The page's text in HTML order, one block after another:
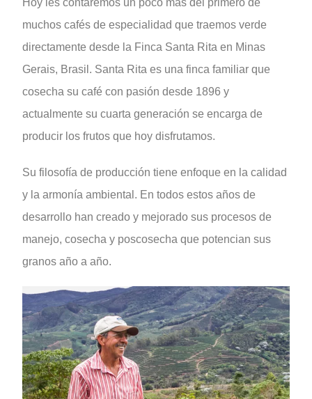
Hoy les contaremos un poco más del primero de
muchos cafés de especialidad que traemos verde
directamente desde la Finca Santa Rita en Minas
Gerais, Brasil. Santa Rita es una finca familiar que
cosecha su café con pasión desde 1896 y
actualmente su cuarta generación se encarga de
producir los frutos que hoy disfrutamos.
Su filosofía de producción tiene enfoque en la calidad
y la armonía ambiental. En todos estos años de
desarrollo han creado y mejorado sus procesos de
manejo, cosecha y poscosecha que potencian sus
granos año a año.